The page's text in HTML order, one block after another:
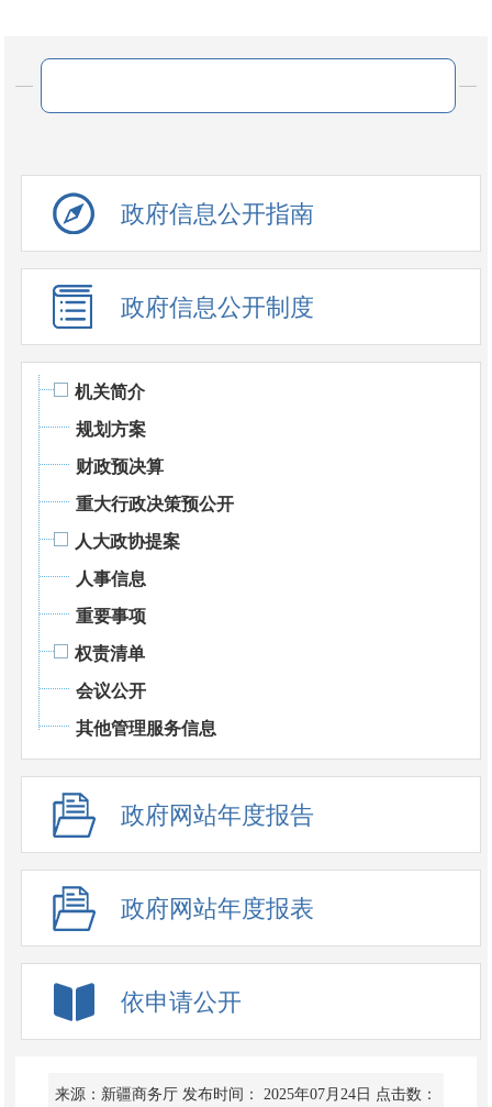
政府信息公开指南
政府信息公开制度
机关简介
规划方案
财政预决算
重大行政决策预公开
人大政协提案
人事信息
重要事项
权责清单
会议公开
其他管理服务信息
政府网站年度报告
政府网站年度报表
依申请公开
来源：新疆商务厅 发布时间： 2025年07月24日 点击数：